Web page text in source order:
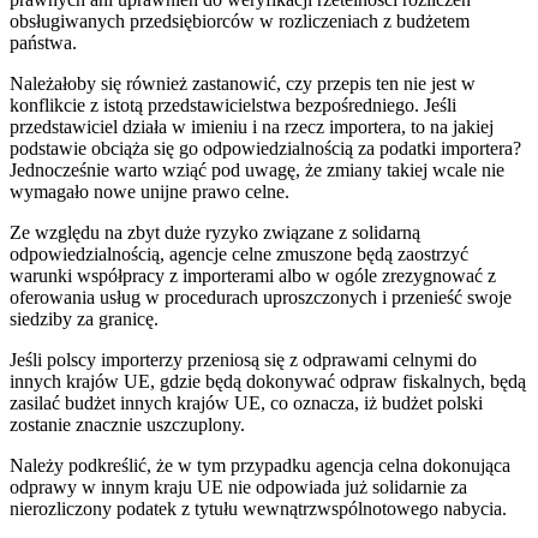
obsługiwanych przedsiębiorców w rozliczeniach z budżetem
państwa.
Należałoby się również zastanowić, czy przepis ten nie jest w
konflikcie z istotą przedstawicielstwa bezpośredniego. Jeśli
przedstawiciel działa w imieniu i na rzecz importera, to na jakiej
podstawie obciąża się go odpowiedzialnością za podatki importera?
Jednocześnie warto wziąć pod uwagę, że zmiany takiej wcale nie
wymagało nowe unijne prawo celne.
Ze względu na zbyt duże ryzyko związane z solidarną
odpowiedzialnością, agencje celne zmuszone będą zaostrzyć
warunki współpracy z importerami albo w ogóle zrezygnować z
oferowania usług w procedurach uproszczonych i przenieść swoje
siedziby za granicę.
Jeśli polscy importerzy przeniosą się z odprawami celnymi do
innych krajów UE, gdzie będą dokonywać odpraw fiskalnych, będą
zasilać budżet innych krajów UE, co oznacza, iż budżet polski
zostanie znacznie uszczuplony.
Należy podkreślić, że w tym przypadku agencja celna dokonująca
odprawy w innym kraju UE nie odpowiada już solidarnie za
nierozliczony podatek z tytułu wewnątrzwspólnotowego nabycia.